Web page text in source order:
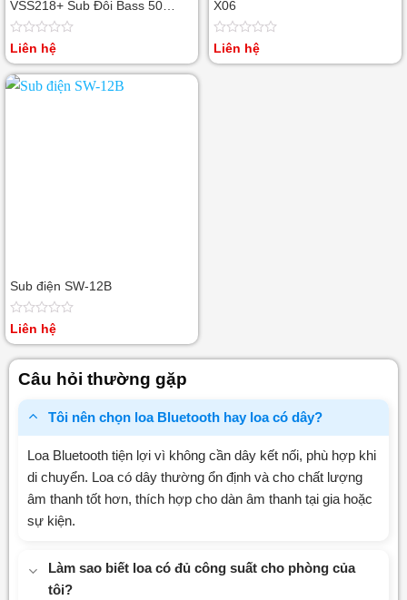
VSS218+ Sub Đôi Bass 50
Công Suất Lớn Chính Hãng
Được
hạng
0
Liên hệ
X06
Được
Liên hệ
Sub điện SW-12B
Được
0
Liên hệ
Câu hỏi thường gặp
Tôi nên chọn loa Bluetooth hay loa có dây?
Loa Bluetooth tiện lợi vì không cần dây kết nối, phù hợp khi
di chuyển. Loa có dây thường ổn định và cho chất lượng
âm thanh tốt hơn, thích hợp cho dàn âm thanh tại gia hoặc
sự kiện.
Làm sao biết loa có đủ công suất cho phòng của
tôi?